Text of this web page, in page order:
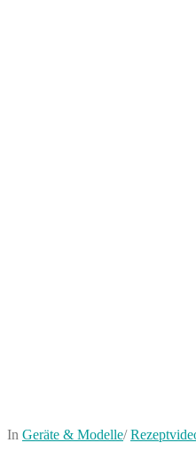
In Geräte & Modelle/